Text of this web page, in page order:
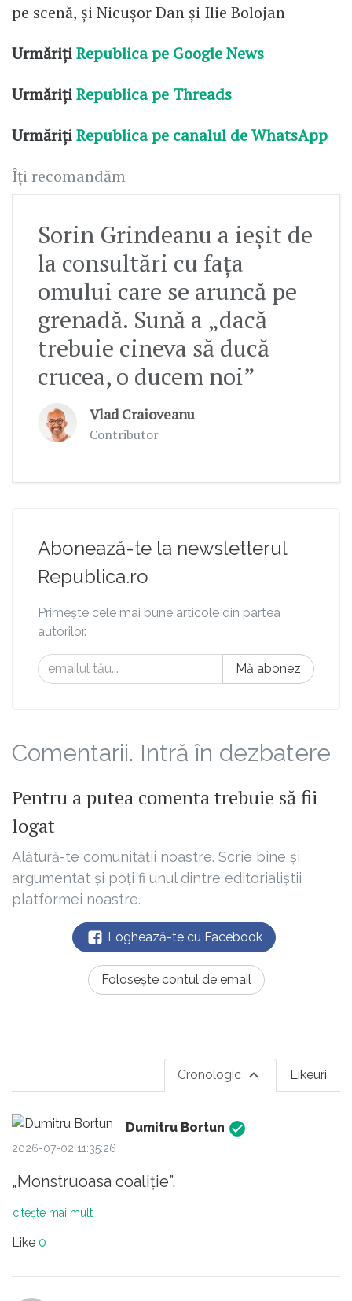
pe scenă, și Nicușor Dan și Ilie Bolojan
UrmărițiRepublica pe Google News
UrmărițiRepublica pe Threads
UrmărițiRepublica pe canalul de WhatsApp
Îți recomandăm
Sorin Grindeanu a ieșit de
la consultări cu fața
omului care se aruncă pe
grenadă. Sună a „dacă
trebuie cineva să ducă
crucea, o ducem noi”
Vlad Craioveanu
Contributor
Abonează-te la newsletterul
Republica.ro
Primește cele mai bune articole din partea
autorilor.
Mă abonez
Comentarii. Intră în dezbatere
Pentru a putea comenta trebuie să fii
logat
Alătură-te comunității noastre. Scrie bine și
argumentat și poți fi unul dintre editorialiștii
platformei noastre.
Loghează-te cu Facebook
Folosește contul de email
Likeuri
Cronologic
Dumitru Bortun
2026-07-02 11:35:26
„Monstruoasa coaliție”.
citește mai mult
Like 0